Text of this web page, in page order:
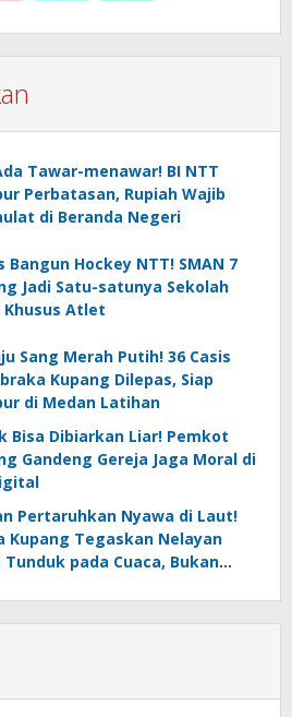
Tawar-menawar! BI NTT
Perbatasan, Rupiah Wajib
di Beranda Negeri
Bangun Hockey NTT! SMAN 7
Jadi Satu-satunya Sekolah
Khusus Atlet
Sang Merah Putih! 36 Casis
Kupang Dilepas, Siap
di Medan Latihan
Bisa Dibiarkan Liar! Pemkot
Gandeng Gereja Jaga Moral di
Pertaruhkan Nyawa di Laut!
Kupang Tegaskan Nelayan
Tunduk pada Cuaca, Bukan